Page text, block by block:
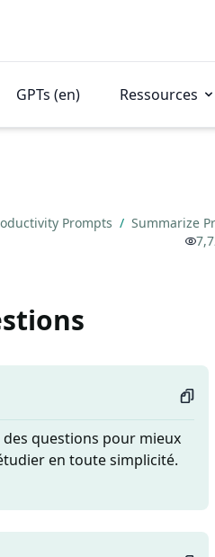
GPTs (en) Ressources
Prompts / Summarize
questions pour mieux
en toute simplicité.